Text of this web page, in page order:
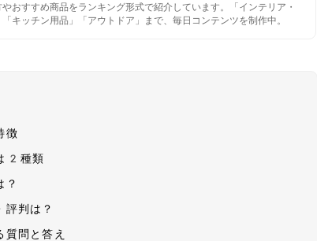
おすすめ商品をランキング形式で紹介しています。「インテリア・
キッチン用品」「アウトドア」まで、毎日コンテンツを制作中。
徴
2種類
？
評判は？
問と答え